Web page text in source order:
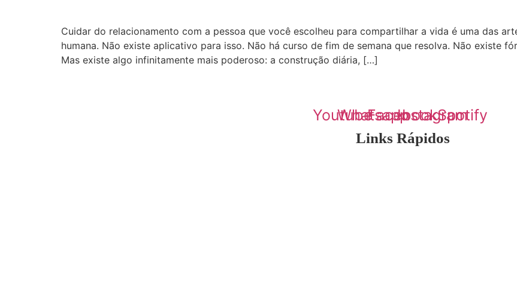
Cuidar do relacionamento com a pessoa que você escolheu para compartilhar a vida é uma das
humana. Não existe aplicativo para isso. Não há curso de fim de semana que resolva. Não existe
Mas existe algo infinitamente mais poderoso: a construção diária, […]
Youtube
Whatsapp
Facebook
Instagram
Spotify
Links Rápidos